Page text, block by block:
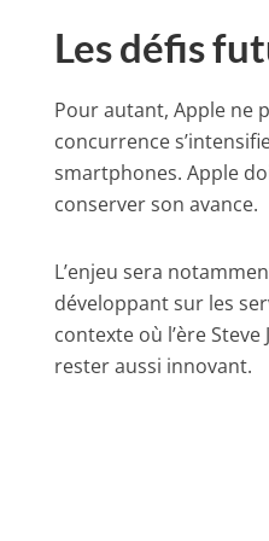
Les défis
Pour autant, Apple ne
concurrence
smartphones. Apple
conserver son avance.
L’enjeu sera
développant sur les
contexte où l’ère
rester aussi innovant.